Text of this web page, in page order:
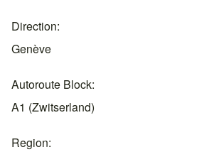
Direction
Genève
Autoroute Block
A1 (Zwitserland)
Region